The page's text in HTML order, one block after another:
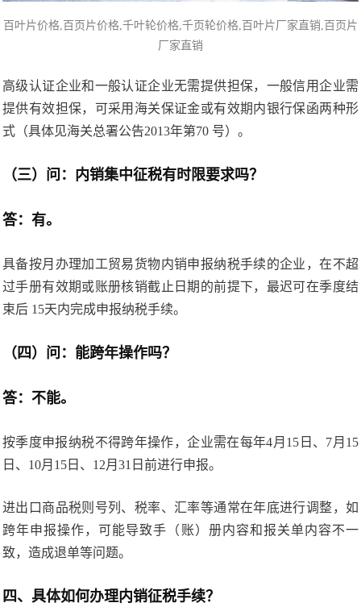
百叶片价格,百页片价格,千叶轮价格, 千页轮价格 ,百叶片厂家直销,百页片
厂家直销
高级认证企业和一般认证企业无需提供担保，一般信用企业需
提供有效担保，可采用海关保证金或有效期内银行保函两种形
式（具体见海关总署公告2013年第70 号）。
（三）问：内销集中征税有时限要求吗？
答：有。
具备按月办理加工贸易货物内销申报纳税手续的企业，在不超
过手册有效期或账册核销截止日期的前提下，最迟可在季度结
束后 15天内完成申报纳税手续。
（四）问：能跨年操作吗？
答：不能。
按季度申报纳税不得跨年操作，企业需在每年4月15日、7月15
日、10月15日、12月31日前进行申报。
进出口商品税则号列、税率、汇率等通常在年底进行调整，如
跨年申报操作，可能导致手（账）册内容和报关单内容不一
致，造成退单等问题。
四、具体如何办理内销征税手续？